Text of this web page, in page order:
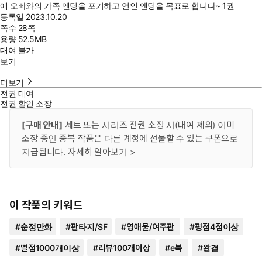
애 오빠와의 가족 엔딩을 포기하고 연인 엔딩을 목표로 합니다~ 1권
등록일 2023.10.20
쪽수 28쪽
용량 52.5MB
대여 불가
보기
더보기
전권 대여
전권 할인 소장
[구매 안내] 세트 또는 시리즈 전권 소장 시(대여 제외) 이미
소장 중인 중복 작품은 다른 계정에 선물할 수 있는 쿠폰으로
지급됩니다. 자세히 알아보기 >
이 작품의 키워드
#순정만화 #판타지/SF #영애물/여주판 #평점4점이상
#별점1000개이상 #리뷰100개이상 #e북 #완결